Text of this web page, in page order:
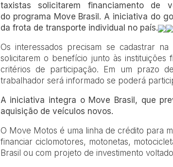
taxistas solicitarem financiamento de
do programa Move Brasil. A iniciativa do
da frota de transporte individual no país.
Os interessados precisam se cadastrar na
solicitarem o benefício junto às instituições
critérios de participação. Em um prazo
trabalhador será informado se poderá
A iniciativa integra o Move Brasil, que
aquisição de veículos novos.
O Move Motos é uma linha de crédito para
financiar ciclomotores, motonetas,
Brasil ou com projeto de investimento